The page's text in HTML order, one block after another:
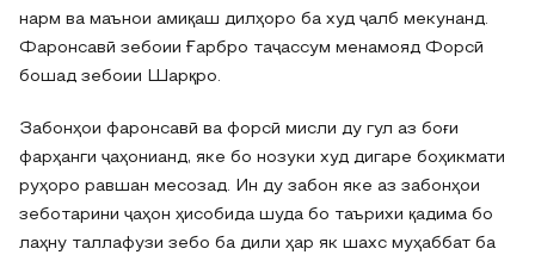
нарм ва маънои амиқаш дилҳоро ба худ ҷалб мекунанд.
Фаронсавӣ зебоии Ғарбро таҷассум менамояд Форсӣ
бошад зебоии Шарқро.
Забонҳои фаронсавӣ ва форсӣ мисли ду гул аз боғи
фарҳанги ҷаҳонианд, яке бо нозуки худ дигаре боҳикмати
руҳоро равшан месозад. Ин ду забон яке аз забонҳои
зеботарини ҷаҳон ҳисобида шуда бо таърихи қадима бо
лаҳну таллафузи зебо ба дили ҳар як шахс муҳаббат ба